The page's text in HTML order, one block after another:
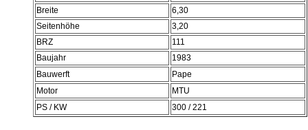
Breite
6,30
Seitenhöhe
3,20
BRZ
111
Baujahr
1983
Bauwerft
Pape
Motor
MTU
PS / KW
300 / 221